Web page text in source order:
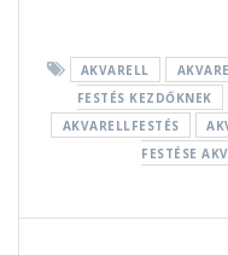
o
k
g
er
AKVARELL
FESTÉS KEZDŐKNEK
AKVARELLFESTÉS
FESTÉSE